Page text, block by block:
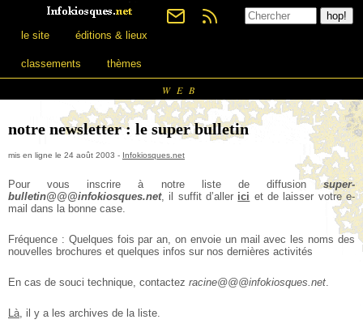
le site éditions & lieux
classements thèmes
WEB
notre newsletter : le super bulletin
mis en ligne le 24 août 2003 - Infokiosques.net
Pour vous inscrire à notre liste dediffusionsuper-
bulletin@@@infokiosques.net, il suffit d’aller ici et de laisser votre e-
mail dans la bonne case.
Fréquence : Quelques fois par an, on envoie un mail avec les noms des
nouvelles brochures et quelques infos sur nos dernières activités
En cas de souci technique, contactez racine@@@infokiosques.net.
Là, il y a les archives de la liste.